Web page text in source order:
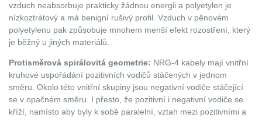
vzduch neabsorbuje prakticky žádnou energii a polyetylen je
nízkoztrátový a má benigní rušivý profil. Vzduch v pěnovém
polyetylenu pak způsobuje mnohem menší efekt rozostření, který
je běžný u jiných materiálů.
Protisměrová spirálovitá geometrie: NRG-4 kabely mají vnitřní
kruhové uspořádání pozitivních vodičů stáčených v jednom
směru. Okolo této vnitřní skupiny jsou negativní vodiče stáčející
se v opačném směru. I přesto, že pozitivní i negativní vodiče se
kříží, namísto aby byly k sobě paralelní, vztah mezi pozitivními a